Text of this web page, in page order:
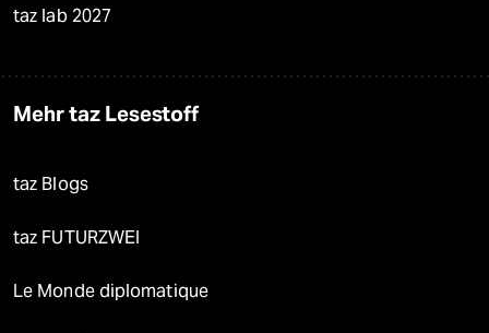
taz lab 2027
Mehr taz Lesestoff
taz Blogs
taz FUTURZWEI
Le Monde diplomatique